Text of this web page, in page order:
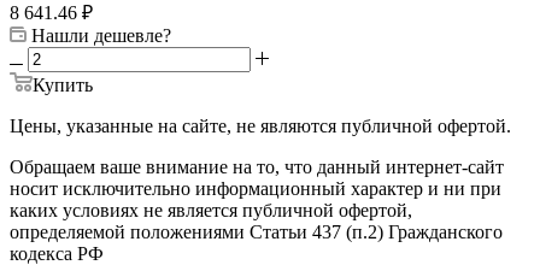
8 641.46 ₽
Нашли дешевле?
Купить
Цены, указанные на сайте, не являются публичной офертой.
Обращаем ваше внимание на то, что данный интернет-сайт
носит исключительно информационный характер и ни при
каких условиях не является публичной офертой,
определяемой положениями Статьи 437 (п.2) Гражданского
кодекса РФ